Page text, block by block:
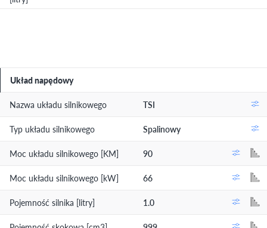
Układ napędowy
Nazwa układu silnikowego TSI
Typ układu silnikowego Spalinowy
Moc układu silnikowego [KM] 90
Moc układu silnikowego [kW] 66
Pojemność silnika [litry] 1.0